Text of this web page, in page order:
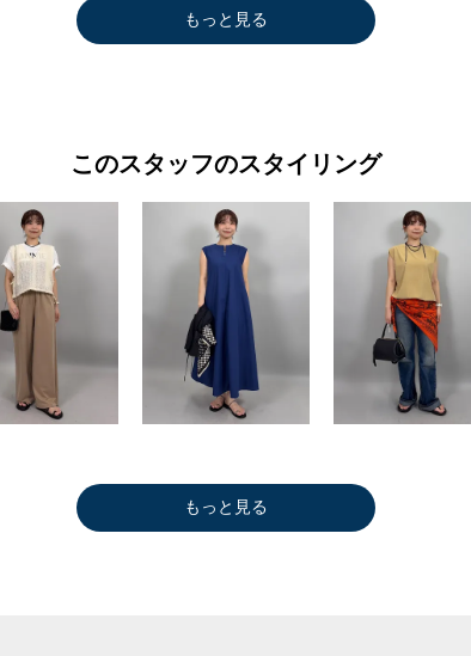
もっと見る
このスタッフのスタイリング
もっと見る